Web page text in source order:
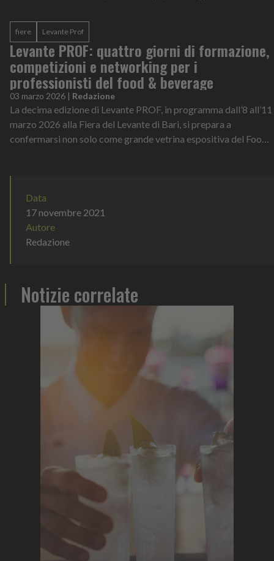
fiere Levante Prof
Levante PROF: quattro giorni di formazione,
competizioni e networking per i
professionisti del food & beverage
03 marzo 2026 | Redazione
La decima edizione di Levante PROF, in programma dall’8 all’11
marzo 2026 alla Fiera del Levante di Bari, si prepara a
confermarsi non solo come grande vetrina espositiva del Food
Data
17 novembre 2021
Autore
Redazione
Notizie correlate